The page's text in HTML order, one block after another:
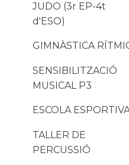
JUDO (3r EP-4t
d'ESO)
GIMNÀSTICA
SENSIBILITZACIÓ
MUSICAL P3
ESCOLA
TALLER DE
PERCUSSIÓ